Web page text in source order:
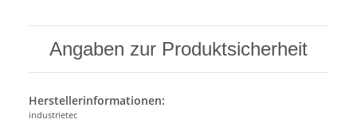
Angaben zur Produktsicherheit
Herstellerinformationen:
industrietec